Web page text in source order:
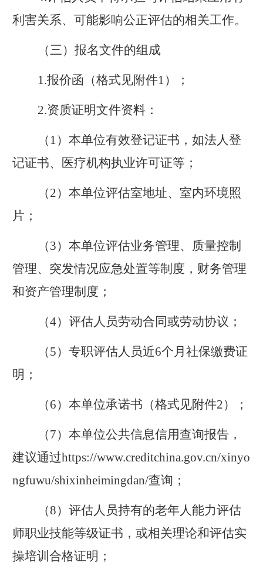
利害关系、可能影响公正评估的相关工作。
（三）报名文件的组成
1.报价函（格式见附件1）；
2.资质证明文件资料：
（ 1）本单位有效登记证书，如法人登
记证书、医疗机构执业许可证等；
（2）本单位评估室地址、室内环境照
片；
（3）本单位评估业务管理、质量控制
管理、突发情况应急处置等制度，财务管理
和资产管理制度；
（4）评估人员劳动合同或劳动协议；
（5）专职评估人员近6个月社保缴费证
明；
（6）本单位承诺书（格式见附件2）；
（7）本单位公共信息信用查询报告，
建议通过https://www.creditchina.gov.cn/xinyo
ngfuwu/shixinheimingdan/查询；
（8）评估人员持有的老年人能力评估
师职业技能等级证书，或相关理论和评估实
操培训合格证明；